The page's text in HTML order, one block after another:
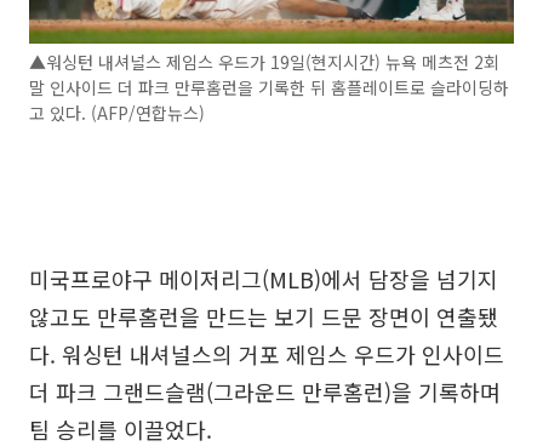
▲워싱턴 내셔널스 제임스 우드가 19일(현지시간) 뉴욕 메츠전 2회
말 인사이드 더 파크 만루홈런을 기록한 뒤 홈플레이트로 슬라이딩하
고 있다. (AFP/연합뉴스)
미국프로야구 메이저리그(MLB)에서 담장을 넘기지
않고도 만루홈런을 만드는 보기 드문 장면이 연출됐
다. 워싱턴 내셔널스의 거포 제임스 우드가 인사이드
더 파크 그랜드슬램(그라운드 만루홈런)을 기록하며
팀 승리를 이끌었다.